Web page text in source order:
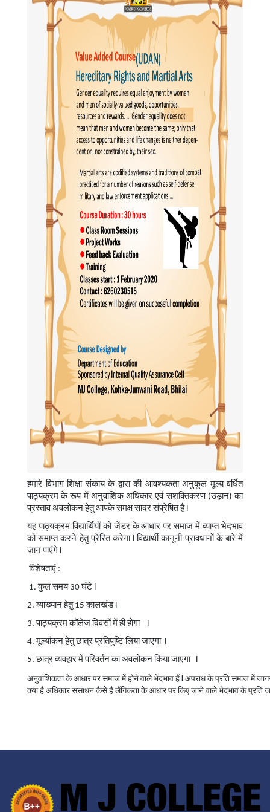
हमारे विभाग शिक्षा संकाय के द्वारा की आवश्यकता अनुकूल मूल्य वर्धित
पाठ्यक्रम के रूप में अनुवांशिक अधिकार एवं सशक्तिकरण (उड़ान) का
प्रस्ताव अवलोकन हेतु आपके समक्ष सादर संप्रेषित है l
यह पाठ्यक्रम विद्यार्थियों को जेंडर के आधार पर समाज में व्याप्त भेदभाव
को समाप्त करने हेतु प्रेरित करेगा l विद्यार्थी कानूनी प्रावधानों के बारे में
जान पाएंगे l
विशेषताएं :
1. कुल समय 30 घंटे l
2. व्याख्यान हेतु 15 कालखंड l
3. पाठ्यक्रम कॉलेज दिवसों में ही होगा l
4. मूल्यांकन हेतु छात्र प्रतिपुष्टि लिया जाएगा l
5. छात्र व्यवहार में परिवर्तन का अवलोकन किया जाएगा l
अनुवांशिकता के आधार पर समाज में होने वाले भेदभाव हैं l अपराध के प्रति समाज में
क्या है अधिकार संसाधन कैसे है लैंगिकता के आधार पर किए जाने वाले भेदभाव के प्रति